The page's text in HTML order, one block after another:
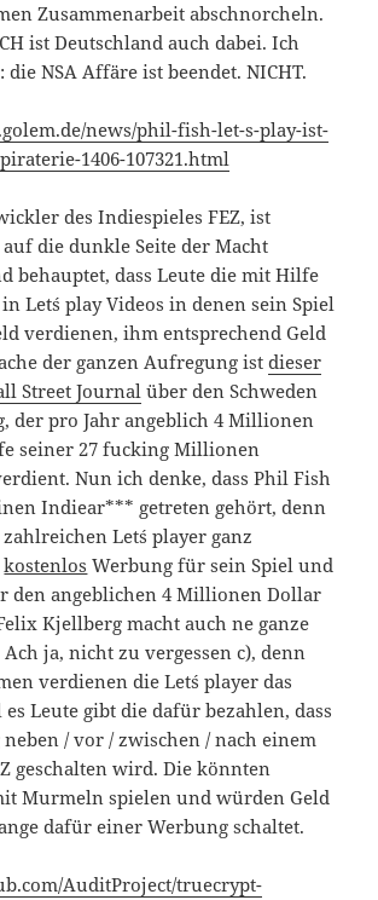
Zusammenarbeit abschnorcheln.
ist Deutschland auch dabei. Ich
die NSA Affäre ist beendet. NICHT.
news/phil-fish-let-s-play-ist-
1406-107321.html
des Indiespieles FEZ, ist
die dunkle Seite der Macht
behauptet, dass Leute die mit Hilfe
Let´s play Videos in denen sein Spiel
verdienen, ihm entsprechend Geld
der ganzen Aufregung istdieser
Street Journal über den Schweden
der pro Jahr angeblich 4 Millionen
seiner 27 fucking Millionen
Nun ich denke, dass Phil Fish
Indiear*** getreten gehört, denn
Let´s player ganz
kostenlos Werbung für sein Spiel und
den angeblichen 4 Millionen Dollar
Kjellberg macht auch ne ganze
ja, nicht zu vergessen c), denn
verdienen die Let´s player das
Leute gibt die dafür bezahlen, dass
/ vor / zwischen / nach einem
geschalten wird. Die könnten
Murmeln spielen und würden Geld
dafür einer Werbung schaltet.
AuditProject/truecrypt-